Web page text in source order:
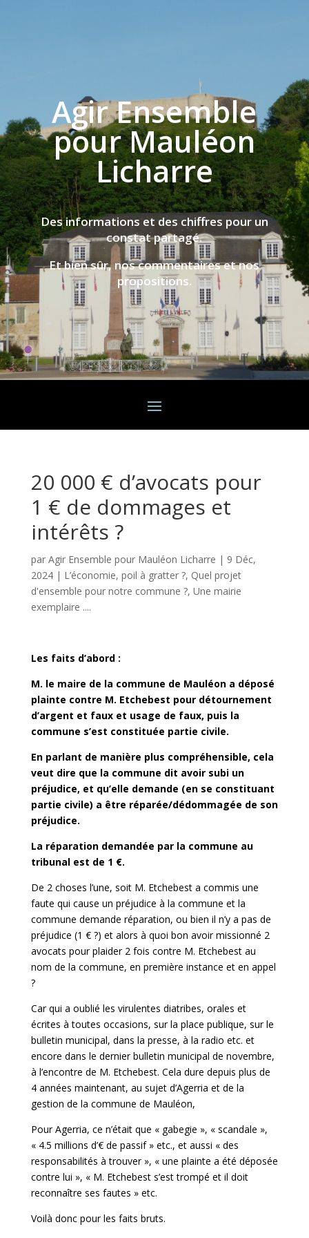
Agir Ensemble
pour Mauléon
Licharre
Des informations et des chiffres pour un
constat partagé.
Et bien sûr, nos commentaires et nos
propositions.
20 000 € d’avocats pour
1 € de dommages et
intérêts ?
par Agir Ensemble pour Mauléon Licharre | 9 Déc,
2024| L’économie, poil à gratter ?, Quel projet
d'ensemble pour notre commune ?, Une mairie
exemplaire ....
Les faits d’abord :
M. le maire de la commune de Mauléon a déposé
plainte contre M. Etchebest pour détournement
d’argent et faux et usage de faux, puis la
commune s’est constituée partie civile.
En parlant de manière plus compréhensible, cela
veut dire que la commune dit avoir subi un
préjudice, et qu’elle demande (en se constituant
partie civile) a être réparée/dédommagée de son
préjudice.
La réparation demandée par la commune au
tribunal est de 1 €.
De 2 choses l’une, soit M. Etchebest a commis une
faute qui cause un préjudice à la commune et la
commune demande réparation, ou bien il n’y a pas de
préjudice (1 € ?) et alors à quoi bon avoir missionné 2
avocats pour plaider 2 fois contre M. Etchebest au
nom de la commune, en première instance et en appel
?
Car qui a oublié les virulentes diatribes, orales et
écrites à toutes occasions, sur la place publique, sur le
bulletin municipal, dans la presse, à la radio etc. et
encore dans le dernier bulletin municipal de novembre,
à l’encontre de M. Etchebest. Cela dure depuis plus de
4 années maintenant, au sujet d’Agerria et de la
gestion de la commune de Mauléon,
Pour Agerria, ce n’était que « gabegie », « scandale »,
« 4.5 millions d’€ de passif » etc., et aussi « des
responsabilités à trouver », « une plainte a été déposée
contre lui », « M. Etchebest s’est trompé et il doit
reconnaître ses fautes » etc.
Voilà donc pour les faits bruts.